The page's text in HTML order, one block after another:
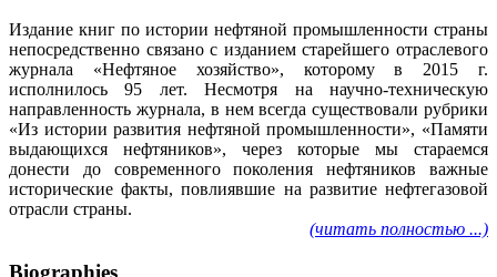
Издание книг по истории нефтяной промышленности страны
непосредственно связано с изданием старейшего отраслевого
журнала «Нефтяное хозяйство», которому в 2015 г.
исполнилось 95 лет. Несмотря на научно-техническую
направленность журнала, в нем всегда существовали рубрики
«Из истории развития нефтяной промышленности», «Памяти
выдающихся нефтяников», через которые мы стараемся
донести до современного поколения нефтяников важные
исторические факты, повлиявшие на развитие нефтегазовой
отрасли страны.
(читать полностью ...)
Biographies